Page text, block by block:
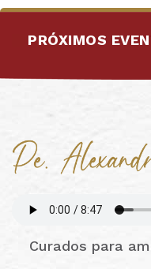
PRÓXIMOS
Curados para